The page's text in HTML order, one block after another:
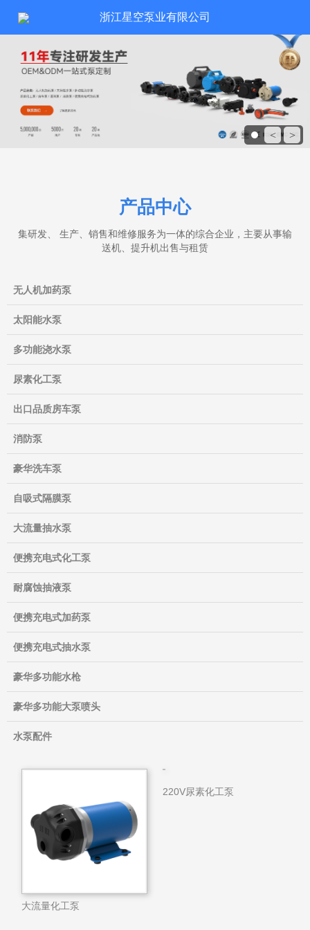
>
<
浙江星空泵业有限公司
产品中心
集研发、 生产、销售和维修服务为一体的综合企业，主要从事输
送机、提升机出售与租赁
无人机加药泵
太阳能水泵
多功能浇水泵
尿素化工泵
出口品质房车泵
消防泵
豪华洗车泵
自吸式隔膜泵
大流量抽水泵
便携充电式化工泵
耐腐蚀抽液泵
便携充电式加药泵
便携充电式抽水泵
豪华多功能水枪
豪华多功能大泵喷头
水泵配件
大流量化工泵